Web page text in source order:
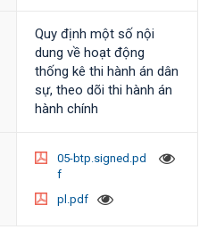
Quy định một số nội
dung về hoạt động
thống kê thi hành án dân
sự, theo dõi thi hành án
hành chính
05-btp.signed.pd
f
pl.pdf